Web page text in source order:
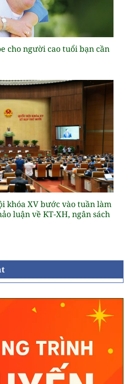
cho người cao tuổi bạn cần
khóa XV bước vào tuần làm
luận về KT-XH, ngân sách